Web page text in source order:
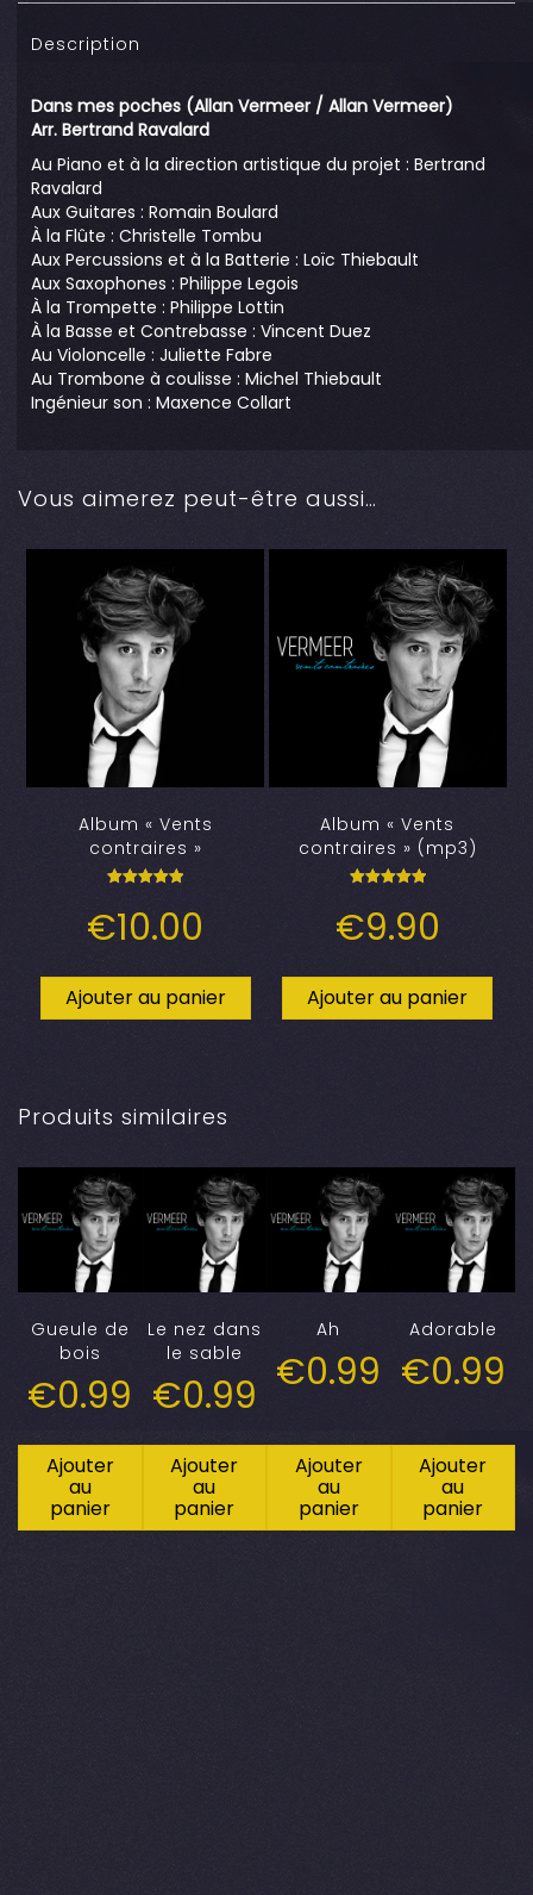
Description
Dans mes poches (Allan Vermeer / Allan Vermeer)
Arr. Bertrand Ravalard
Au Piano et à la direction artistique du projet : Bertrand
Ravalard
Aux Guitares : Romain Boulard
À la Flûte : Christelle Tombu
Aux Percussions et à la Batterie : Loïc Thiebault
Aux Saxophones : Philippe Legois
À la Trompette : Philippe Lottin
À la Basse et Contrebasse : Vincent Duez
Au Violoncelle : Juliette Fabre
Au Trombone à coulisse : Michel Thiebault
Ingénieur son : Maxence Collart
Vous aimerez peut-être aussi…
Album « Vents
contraires »
5.00
sur 5
€10.00
Ajouter au panier
Album « Vents
contraires » (mp3)
5.00
sur 5
€9.90
Ajouter au panier
Produits similaires
Gueule de
bois
€0.99
Ajouter
au
panier
Le nez dans
le sable
€0.99
Ajouter
au
panier
Ah
€0.99
Ajouter
au
panier
Adorable
€0.99
Ajouter
au
panier